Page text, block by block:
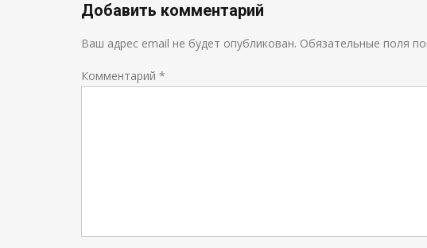
Добавить комментарий
Ваш адрес email не будет опубликован. Обязательные поля
Комментарий *